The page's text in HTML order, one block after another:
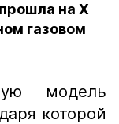
на X
газовом
модель
которой